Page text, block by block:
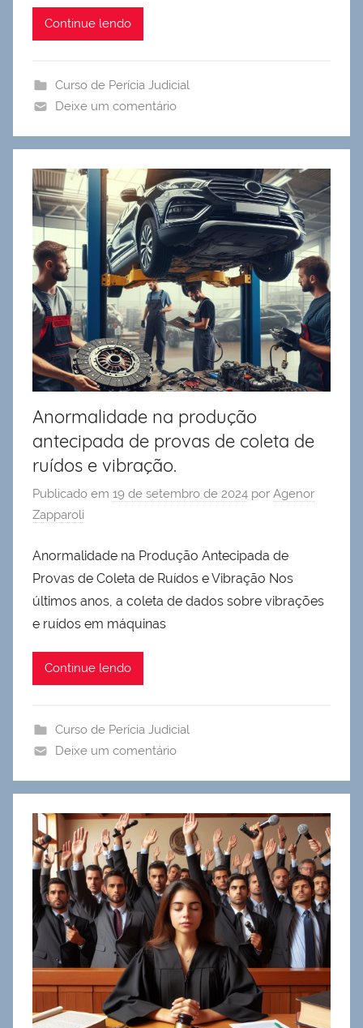
Continue lendo
Curso de Perícia Judicial
Deixe um comentário
Anormalidade na produção
antecipada de provas de coleta de
ruídos e vibração.
Publicado em 19 de setembro de 2024 por Agenor
Zapparoli
Anormalidade na Produção Antecipada de
Provas de Coleta de Ruídos e Vibração Nos
últimos anos, a coleta de dados sobre vibrações
e ruídos em máquinas
Continue lendo
Curso de Perícia Judicial
Deixe um comentário